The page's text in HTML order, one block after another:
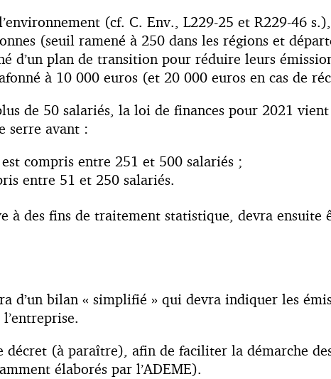
(cf. C. Env., L229-25 et R229-46
(seuil ramené à 250 dans les régions et
d’un plan de transition pour réduire leurs
à 10 000 euros (et 20 000 euros en cas de
de 50 salariés, la loi de finances pour 2021
serre avant :
compris entre 251 et 500 salariés ;
entre 51 et 250 salariés.
des fins de traitement statistique, devra ensuite
d’un bilan « simplifié » qui devra indiquer les
(à paraître), afin de faciliter la démarche
élaborés par l’ADEME).